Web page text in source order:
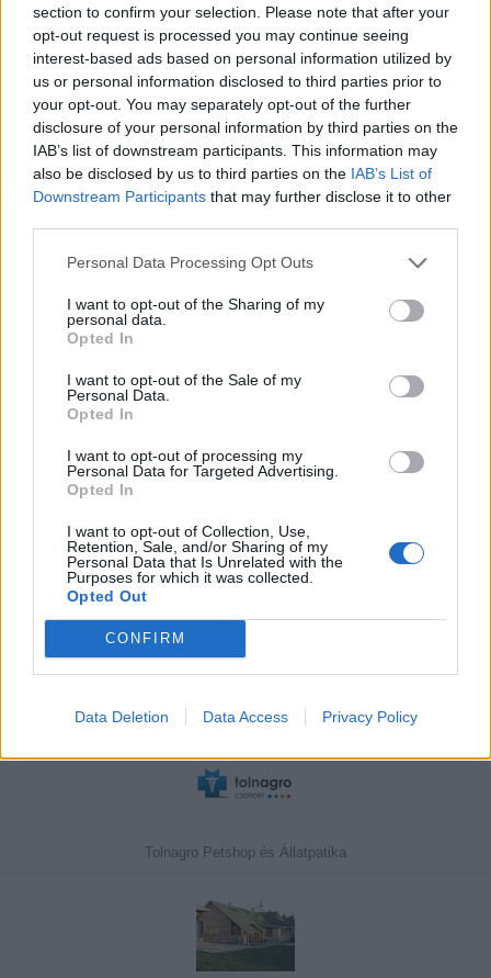
section to confirm your selection. Please note that after your
opt-out request is processed you may continue seeing
interest-based ads based on personal information utilized by
us or personal information disclosed to third parties prior to
your opt-out. You may separately opt-out of the further
disclosure of your personal information by third parties on the
IAB’s list of downstream participants. This information may
also be disclosed by us to third parties on the IAB’s List of
Downstream Participants that may further disclose it to other
Personal Data Processing Opt Outs
I want to opt-out of the Sharing of my
personal data.
Opted In
I want to opt-out of the Sale of my
Personal Data.
Opted In
I want to opt-out of processing my
Personal Data for Targeted Advertising.
Opted In
I want to opt-out of Collection, Use,
Retention, Sale, and/or Sharing of my
Personal Data that Is Unrelated with the
Purposes for which it was collected.
Opted Out
CONFIRM
Data Deletion Data Access Privacy Policy
Minősítés
Hogyan lehet minősített
kutyabarát helyed?
Megismerem
Javasolj egy kutyabarát helyet!
Tolnagro Petshop és Állatpatika